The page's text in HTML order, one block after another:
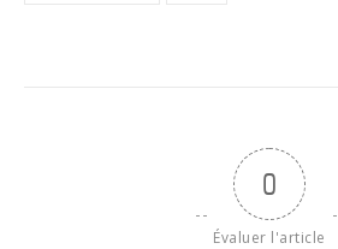
0
Évaluer l'article